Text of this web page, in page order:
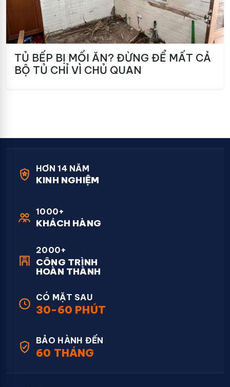
TỦ BẾP BỊ MỐI ĂN? ĐỪNG ĐỂ MẤT CẢ
BỘ TỦ CHỈ VÌ CHỦ QUAN
HƠN 14 NĂM
KINH NGHIỆM
1000+
KHÁCH HÀNG
2000+
CÔNG TRÌNH
HOÀN THÀNH
CÓ MẶT SAU
30-60 PHÚT
BẢO HÀNH ĐẾN
60 THÁNG